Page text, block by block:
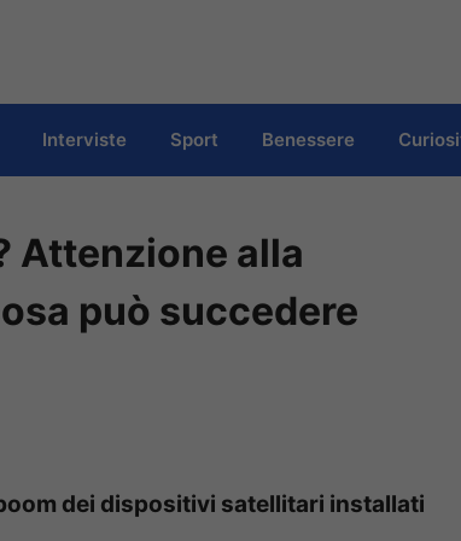
Interviste Sport Benessere
Attenzione alla
può succedere
dei dispositivi satellitari installati